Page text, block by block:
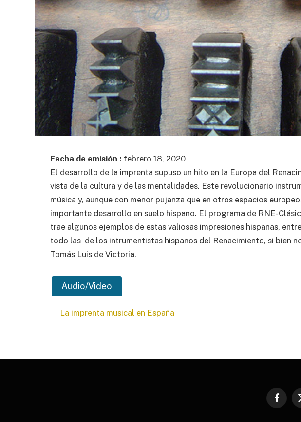
Fecha de emisión : febrero 18, 2020
El desarrollo de la imprenta supuso un hito en la Europa del
vista de la cultura y de las mentalidades. Este revolucionario
música y, aunque con menor pujanza que en otros espacios
importante desarrollo en suelo hispano. El programa de RNE-
trae algunos ejemplos de estas valiosas impresiones hispanas,
todo las de los intrumentistas hispanos del Renacimiento, si bien
Tomás Luis de Victoria.
Audio/Video
La imprenta musical en España